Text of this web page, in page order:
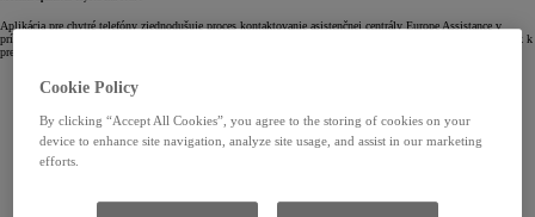
Aplikácia pre chytré telefóny zjednodušuje proces kontaktovanie asistenčnej centrály Europe Assistance v
prípade uvedených problémov s vaším vozidlom. Aplikáciu môžete využiť ako na kontaktovanie centrály, tak k
presnému určeniu polohy vášho nepojazdného vozidla.
Cookie Policy
By clicking “Accept All Cookies”, you agree to the storing of cookies on your
device to enhance site navigation, analyze site usage, and assist in our marketing
efforts.